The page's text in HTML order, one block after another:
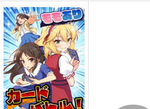
ドンキホーテの休日
ニュートン工房
専売 550円（税込）
THE IDOLM@STER CINDERELLA GIRLS
氏家むつみ
イヴ・サンタクロース
井村雪菜
サンプル サンプル